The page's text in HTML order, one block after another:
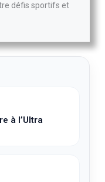
défis sportifs et
à l’Ultra